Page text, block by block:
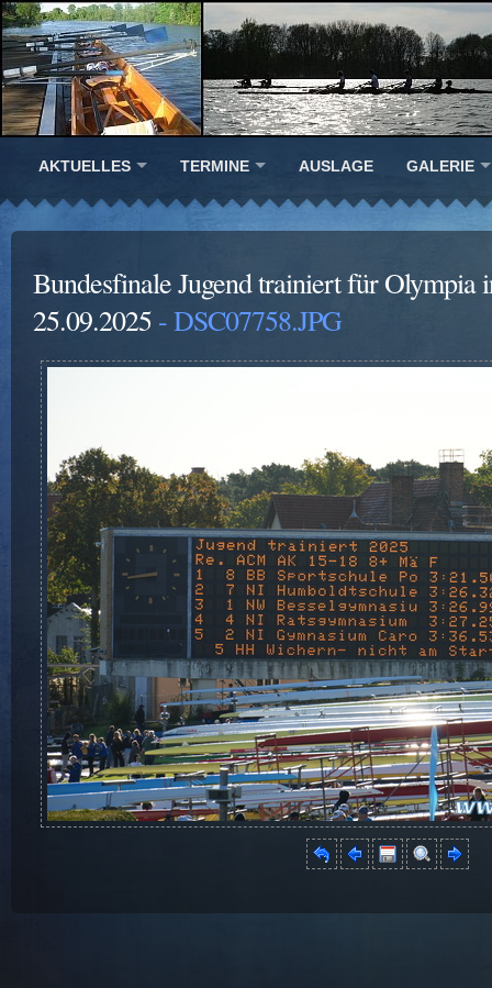
AKTUELLES TERMINE AUSLAGE GALERIE
Bundesfinale Jugend trainiert für Olympia
25.09.2025 - DSC07758.JPG